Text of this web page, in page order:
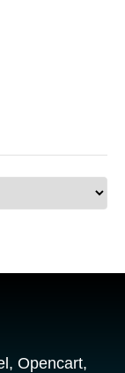
Opencart,